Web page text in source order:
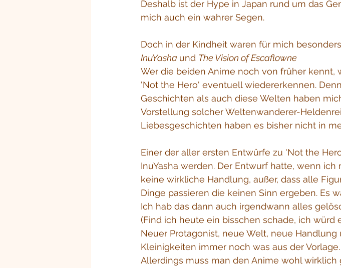
Deshalb ist der Hype in Japan rund um das
mich auch ein wahrer Segen.
Doch in der Kindheit waren für mich
InuYasha und The Vision of Escaflowne
Wer die beiden Anime noch von früher kennt,
'Not the Hero' eventuell wiedererkennen.
Geschichten als auch diese Welten haben
Vorstellung solcher Weltenwanderer-
Liebesgeschichten haben es bisher nicht in
Einer der aller ersten Entwürfe zu 'Not the
InuYasha werden. Der Entwurf hatte, wenn
keine wirkliche Handlung, außer, dass alle
Dinge passieren die keinen Sinn ergeben. Es
Ich hab das dann auch irgendwann alles
(Find ich heute ein bisschen schade, ich würd
Neuer Protagonist, neue Welt, neue
Kleinigkeiten immer noch was aus der Vorlage.
Allerdings muss man den Anime wohl